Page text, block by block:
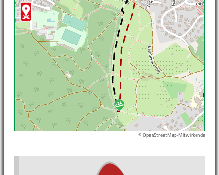
© OpenStreetMap-Mitwirkende